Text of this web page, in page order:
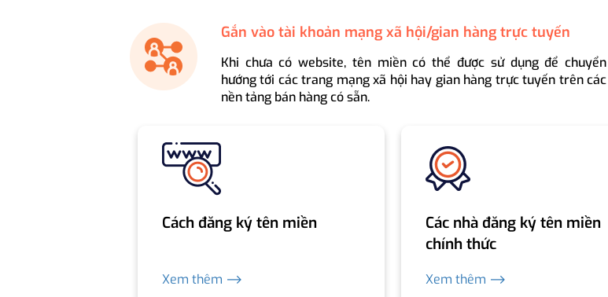
Gắn vào tài khoản mạng xã hội/gian hàng trực tuyến
Khi chưa có website, tên miền có thể được sử dụng để chuyển
hướng tới các trang mạng xã hội hay gian hàng trực tuyến trên các
nền tảng bán hàng có sẵn.
Cách đăng ký tên miền
Xem thêm ⟶
Các nhà đăng ký tên miền
chính thức
Xem thêm ⟶